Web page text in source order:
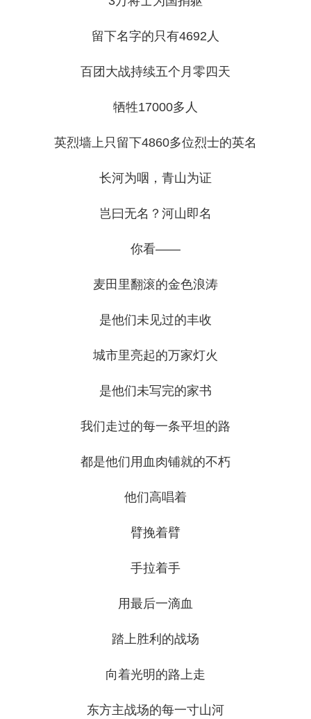
留下名字的只有4692人
百团大战持续五个月零四天
牺牲17000多人
英烈墙上只留下4860多位烈士的英名
长河为咽，青山为证
岂曰无名？河山即名
你看——
麦田里翻滚的金色浪涛
是他们未见过的丰收
城市里亮起的万家灯火
是他们未写完的家书
我们走过的每一条平坦的路
都是他们用血肉铺就的不朽
他们高唱着
臂挽着臂
手拉着手
用最后一滴血
踏上胜利的战场
向着光明的路上走
东方主战场的每一寸山河